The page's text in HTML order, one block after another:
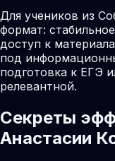
Для учеников из
формат:
доступ к
под
подготовка к ЕГЭ
релевантной.
Секреты
Анастасии